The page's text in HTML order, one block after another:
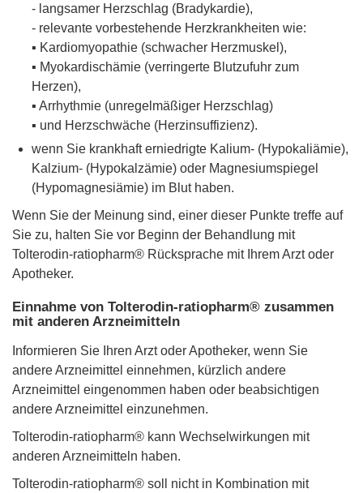
- langsamer Herzschlag (Bradykardie),
- relevante vorbestehende Herzkrankheiten wie:
▪ Kardiomyopathie (schwacher Herzmuskel),
▪ Myokardischämie (verringerte Blutzufuhr zum
Herzen),
▪ Arrhythmie (unregelmäßiger Herzschlag)
▪ und Herzschwäche (Herzinsuffizienz).
wenn Sie krankhaft erniedrigte Kalium- (Hypokaliämie),
Kalzium- (Hypokalzämie) oder Magnesiumspiegel
(Hypomagnesiämie) im Blut haben.
Wenn Sie der Meinung sind, einer dieser Punkte treffe auf
Sie zu, halten Sie vor Beginn der Behandlung mit
Tolterodin-ratiopharm® Rücksprache mit Ihrem Arzt oder
Apotheker.
Einnahme von Tolterodin-ratiopharm® zusammen
mit anderen Arzneimitteln
Informieren Sie Ihren Arzt oder Apotheker, wenn Sie
andere Arzneimittel einnehmen, kürzlich andere
Arzneimittel eingenommen haben oder beabsichtigen
andere Arzneimittel einzunehmen.
Tolterodin-ratiopharm® kann Wechselwirkungen mit
anderen Arzneimitteln haben.
Tolterodin-ratiopharm® soll nicht in Kombination mit